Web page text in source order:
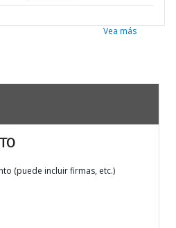
Vea más
(puede incluir firmas, etc.)